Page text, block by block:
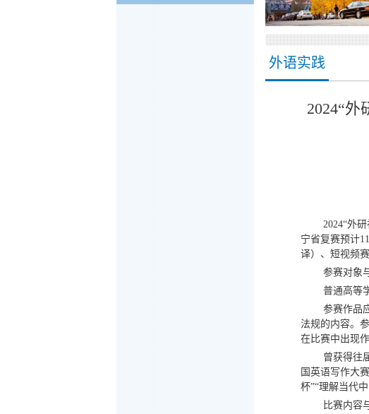
外语实践
2024“外
2024“外
宁省复赛预计11
译）、短视频
参赛对象
普通高等
参赛作品
法规的内容。
在比赛中出现
曾获得往
国英语写作大
杯”“理解当代
比赛内容